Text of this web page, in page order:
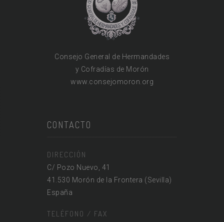
Consejo General de Hermandades
y Cofradías de Morón
www.consejomoron.org
CONTACTO
DIRECCIÓN
C/ Pozo Nuevo, 41
41.530 Morón de la Frontera (Sevilla)
España
TELÉFONO / FAX